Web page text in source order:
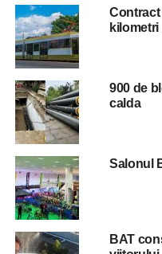
politia va ramane la vila
Rudele au ridicat,
al lui Florin Mototolea si
Ele au decis ca
inmormantarea urmand
Politia Capitalei a
apel 112 a fost sesizat un
persoane in Sectorul 6.
„La fata locului s-au
Contract
900 de
calda
Salonul
BAT